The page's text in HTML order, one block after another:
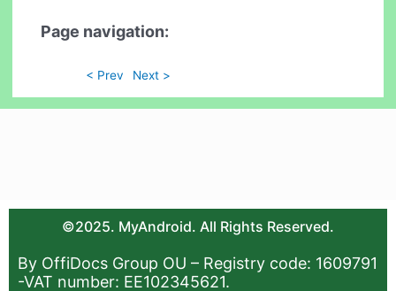
Page navigation:
< Prev Next >
©2025. MyAndroid. All Rights Reserved.
By OffiDocs Group OU – Registry code: 1609791
-VAT number: EE102345621.